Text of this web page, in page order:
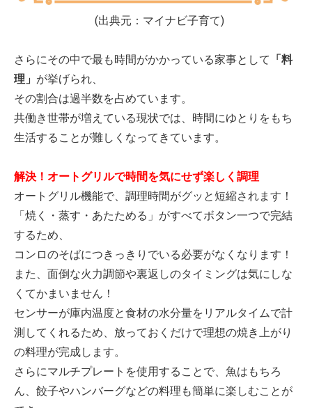
(出典元：マイナビ子育て)
さらにその中で最も時間がかかっている家事として 「料
理」 が挙げられ、
その割合は過半数を占めています。
共働き世帯が増えている現状では、時間にゆとりをもち
生活することが難しくなってきています。
解決！オートグリルで時間を気にせず楽しく調理
オートグリル機能で、調理時間がグッと短縮されます！
「焼く・蒸す・あたためる」がすべてボタン一つで完結
するため、
コンロのそばにつきっきりでいる必要がなくなります！
また、面倒な火力調節や裏返しのタイミングは気にしな
くてかまいません！
センサーが庫内温度と食材の水分量をリアルタイムで計
測してくれるため、放っておくだけで理想の焼き上がり
の料理が完成します。
さらにマルチプレートを使用することで、魚はもちろ
ん、餃子やハンバーグなどの料理も簡単に楽しむことが